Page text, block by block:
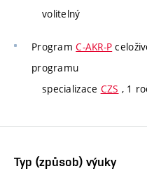
volitelný
ProgramC-AKR-P
programu
specializace CZS , 1
Typ (způsob) výuky